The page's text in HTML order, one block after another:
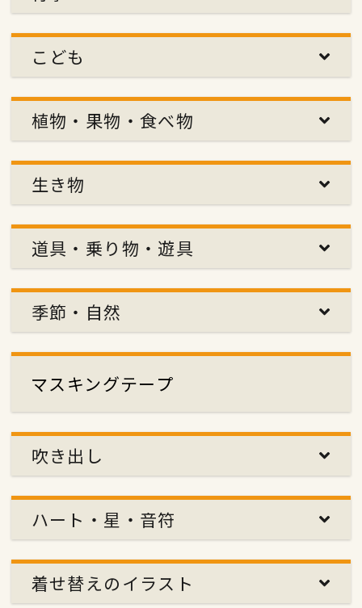
こども
植物・果物・食べ物
生き物
道具・乗り物・遊具
季節・自然
マスキングテープ
吹き出し
ハート・星・音符
着せ替えのイラスト